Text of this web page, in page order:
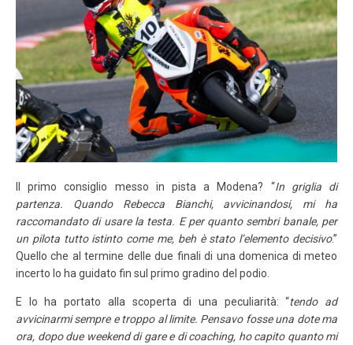
Il primo consiglio messo in pista a Modena? “In griglia di
partenza. Quando Rebecca Bianchi, avvicinandosi, mi ha
raccomandato di usare la testa. E per quanto sembri banale, per
un pilota tutto istinto come me, beh è stato l’elemento decisivo.”
Quello che al termine delle due finali di una domenica di meteo
incerto lo ha guidato fin sul primo gradino del podio.
E lo ha portato alla scoperta di una peculiarità: “tendo ad
avvicinarmi sempre e troppo al limite. Pensavo fosse una dote ma
ora, dopo due weekend di gare e di coaching, ho capito quanto mi